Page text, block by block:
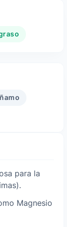
para la
Magnesio